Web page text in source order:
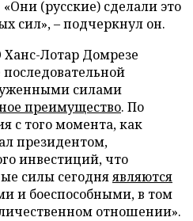
(русские) сделали это
сил», – подчеркнул он.
Лотар Домрезе
последовательной
силами
преимущество. По
с того момента, как
президентом,
инвестиций, что
силы сегодняявляются
и боеспособными, в том
отношении».